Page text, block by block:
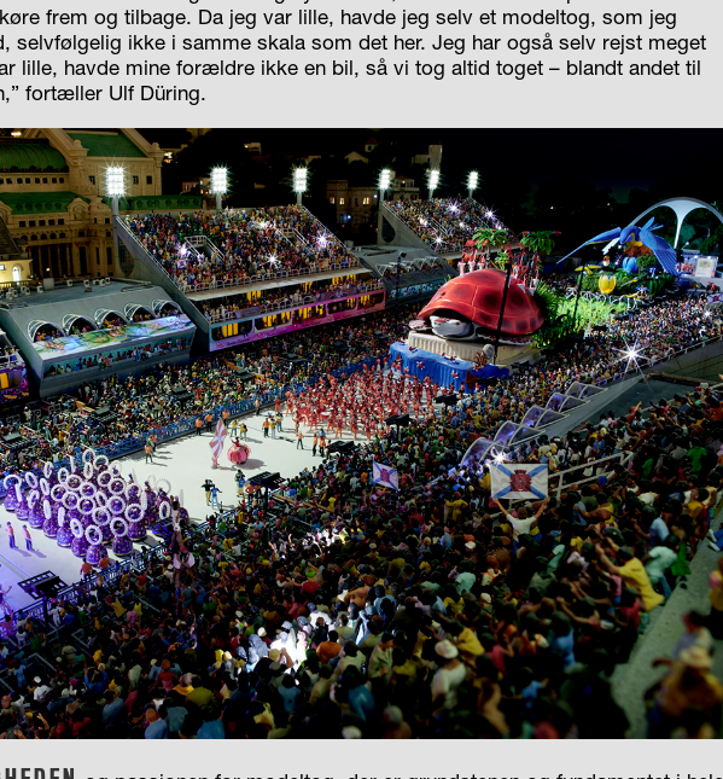
frem og tilbage. Da jeg var lille, havde jeg selv et modeltog, som jeg
selvfølgelig ikke i samme skala som det her. Jeg har også selv rejst meget
lille, havde mine forældre ikke en bil, så vi tog altid toget – blandt andet til
fortæller Ulf Düring.